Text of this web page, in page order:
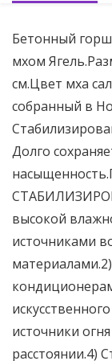
Бетонный
мхом
см.Цвет мха
собранный в
Долго
высокой
источниками
источники
расстоянии.4)